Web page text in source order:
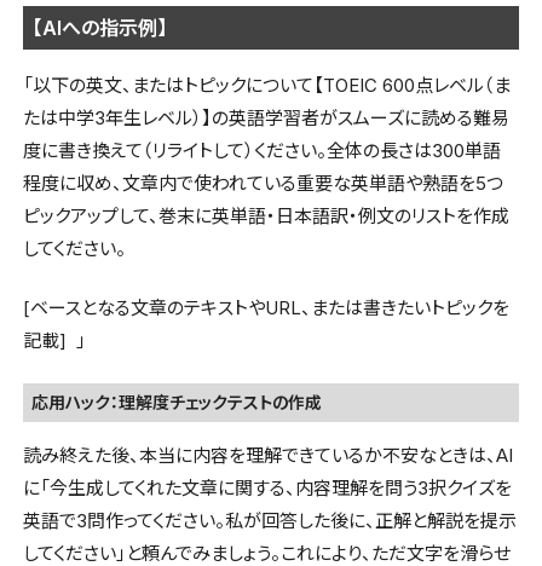
【AIへの指示例】
「以下の英文、またはトピックについて【TOEIC 600点レベル（ま
たは中学3年生レベル）】の英語学習者がスムーズに読める難易
度に書き換えて（リライトして）ください。全体の長さは300単語
程度に収め、文章内で使われている重要な英単語や熟語を5つ
ピックアップして、巻末に英単語・日本語訳・例文のリストを作成
してください。
[ベースとなる文章のテキストやURL、または書きたいトピックを
記載] 」
応用ハック：理解度チェックテストの作成
読み終えた後、本当に内容を理解できているか不安なときは、AI
に「今生成してくれた文章に関する、内容理解を問う3択クイズを
英語で3問作ってください。私が回答した後に、正解と解説を提示
してください」と頼んでみましょう。これにより、ただ文字を滑らせ